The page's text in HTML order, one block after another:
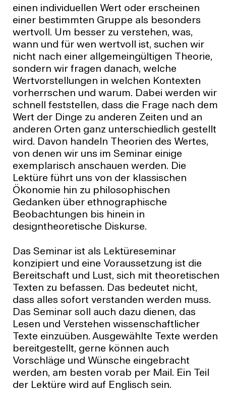
einen individuellen Wert oder erscheinen
einer bestimmten Gruppe als besonders
wertvoll. Um besser zu verstehen, was,
wann und für wen wertvoll ist, suchen wir
nicht nach einer allgemeingültigen Theorie,
sondern wir fragen danach, welche
Wertvorstellungen in welchen Kontexten
vorherrschen und warum. Dabei werden wir
schnell feststellen, dass die Frage nach dem
Wert der Dinge zu anderen Zeiten und an
anderen Orten ganz unterschiedlich gestellt
wird. Davon handeln Theorien des Wertes,
von denen wir uns im Seminar einige
exemplarisch anschauen werden. Die
Lektüre führt uns von der klassischen
Ökonomie hin zu philosophischen
Gedanken über ethnographische
Beobachtungen bis hinein in
designtheoretische Diskurse.
Das Seminar ist als Lektüreseminar
konzipiert und eine Voraussetzung ist die
Bereitschaft und Lust, sich mit theoretischen
Texten zu befassen. Das bedeutet nicht,
dass alles sofort verstanden werden muss.
Das Seminar soll auch dazu dienen, das
Lesen und Verstehen wissenschaftlicher
Texte einzuüben. Ausgewählte Texte werden
bereitgestellt, gerne können auch
Vorschläge und Wünsche eingebracht
werden, am besten vorab per Mail. Ein Teil
der Lektüre wird auf Englisch sein.